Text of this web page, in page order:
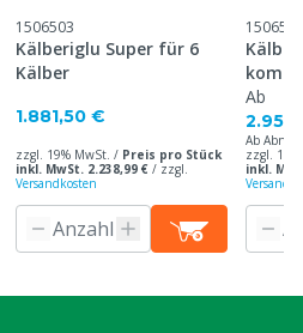
1506503
Kälberiglu Super für 6
Kälber
1.881,50 €
zzgl. 19% MwSt. / Preis pro Stück
inkl. MwSt. 2.238,99 € / zzgl.
Versandkosten
1506523
Ab
Ab
zzgl.
inkl.